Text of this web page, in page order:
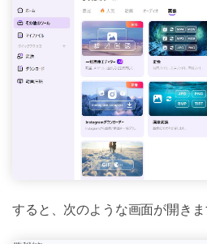
すると、次のような画面が開きま